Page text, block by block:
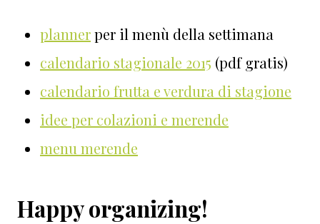
plannerper il menù della settimana
calendario stagionale 2015 (pdf gratis)
calendario frutta e verdura di stagione
idee per colazioni e merende
menu merende
Happy organizing!